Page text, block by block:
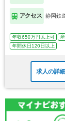
アクセス 静岡鉄
年収650万円以上可
年間休日120日以上
求人の詳